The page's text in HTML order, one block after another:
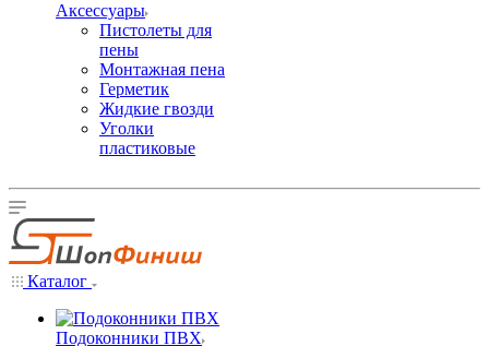
Аксессуары
Пистолеты для
пены
Монтажная пена
Герметик
Жидкие гвозди
Уголки
пластиковые
Каталог
Подоконники ПВХ